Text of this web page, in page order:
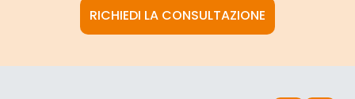
RICHIEDI LA CONSULTAZIONE